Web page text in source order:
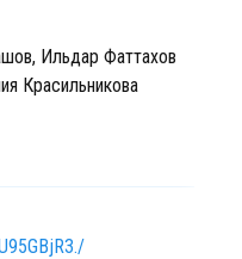
Ильдар Фаттахов
Красильникова